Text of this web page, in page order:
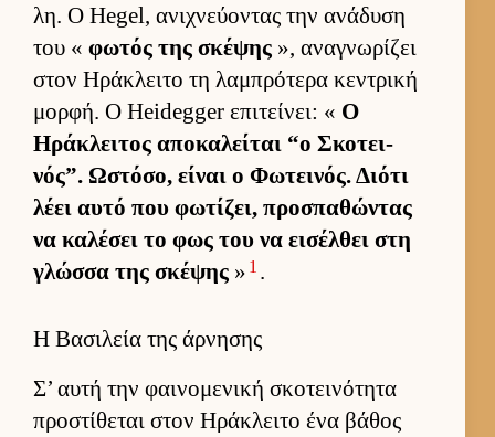
λη. Ο Hegel, ανιχνεύ­οντας την ανάδυση
του « φωτός της σκέψης », αναγνωρίζει
στον Ηράκλειτο τη λαμπρότερα κεντρική
μορ­φή. Ο Heidegger επιτεί­νει: « Ο
Ηράκλει­τος αποκαλεί­ται “ο Σκοτει­
νός”. Ωστόσο, εί­ναι ο Φωτει­νός. Διότι
λέει αυτό που φωτίζει, προσπαθώντας
να καλέσει το φως του να ει­σέλ­θει στη
γλώσσα της σκέψης » 1 .
Η Βασιλεία της άρνησης
Σ’ αυτή την φαι­νομενική σκοτει­νότητα
προστίθεται στον Ηράκλειτο ένα βάθος